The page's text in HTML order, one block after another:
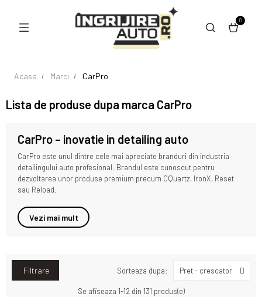
0
Acasa Marci CarPro
Lista de produse dupa marca CarPro
CarPro – inovatie in detailing auto
CarPro este unul dintre cele mai apreciate branduri din industria
detailingului auto profesional. Brandul este cunoscut pentru
dezvoltarea unor produse premium precum CQuartz, IronX, Reset
sau Reload.
Vezi mai mult
Filtrare Sorteaza dupa: Pret - crescator
Se afiseaza 1-12 din 131 produs(e)